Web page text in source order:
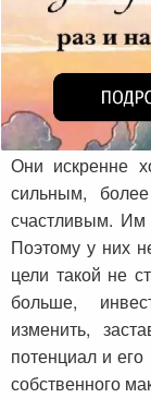
Они искренне
сильным,
счастливым.
Поэтому у них
цели такой не
больше,
изменить,
потенциал и
собственного